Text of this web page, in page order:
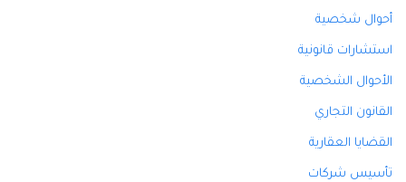
أحوال شخصية
استشارات قانونية
الأحوال الشخصية
القانون التجاري
القضايا العقارية
تأسيس شركات